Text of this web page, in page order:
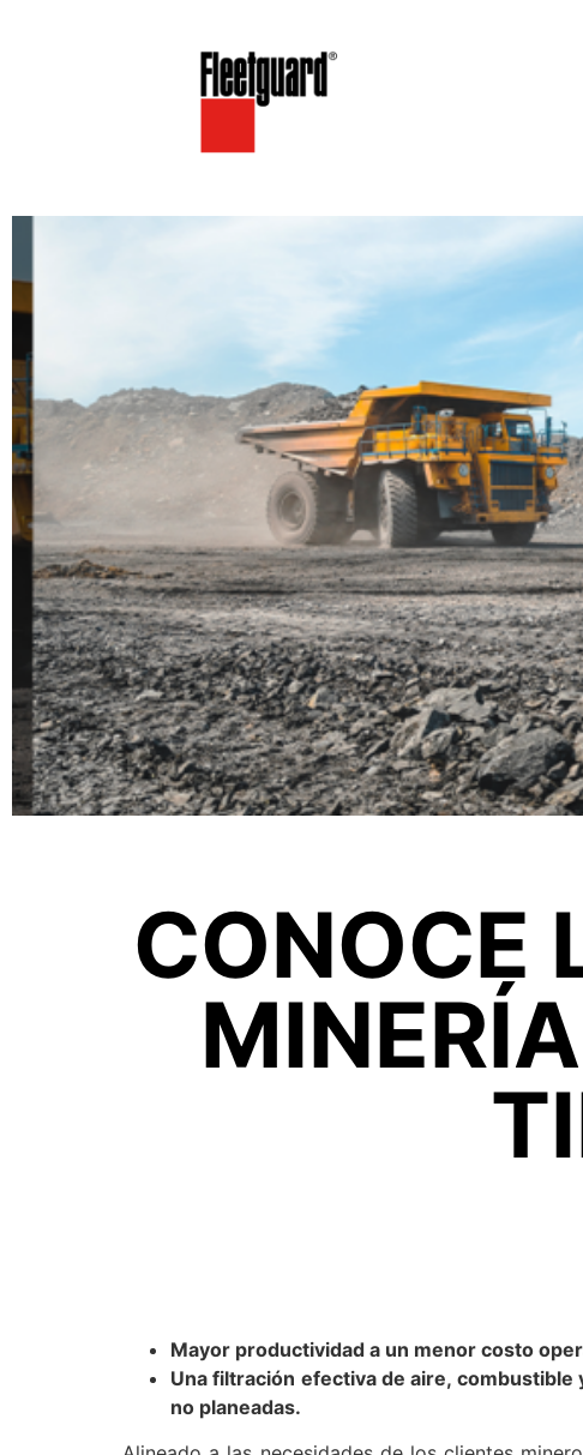
CONOCE
Mayor productividad a un menor costo
Una filtración efectiva de aire,
no planeadas.